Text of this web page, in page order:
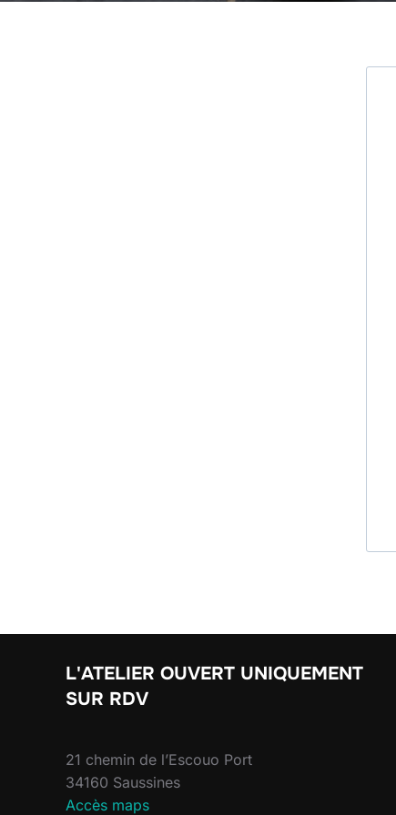
L'ATELIER OUVERT UNIQUEMENT
SUR RDV
21 chemin de l’Escouo Port
34160 Saussines
Accès maps